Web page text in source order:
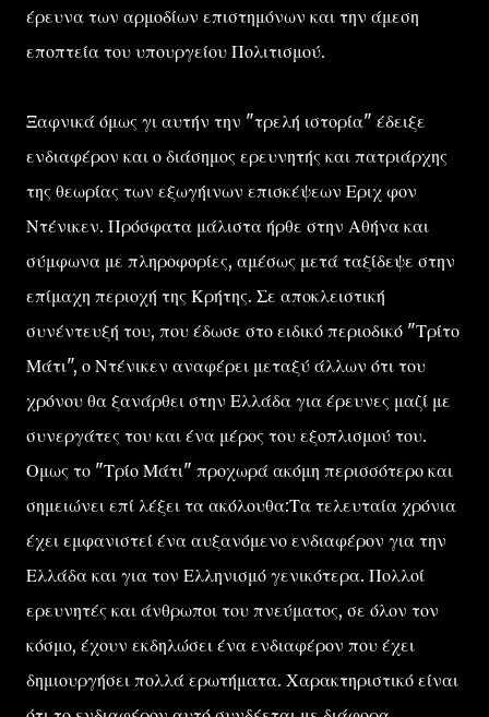
έρευνα των αρμοδίων επιστημόνων και την άμεση
εποπτεία του υπουργείου Πολιτισμού.
Ξαφνικά όμως γι αυτήν την "τρελή ιστορία" έδειξε
ενδιαφέρον και ο διάσημος ερευνητής και πατριάρχης
της θεωρίας των εξωγήινων επισκέψεων Εριχ φον
Ντένικεν. Πρόσφατα μάλιστα ήρθε στην Αθήνα και
σύμφωνα με πληροφορίες, αμέσως μετά ταξίδεψε στην
επίμαχη περιοχή της Κρήτης. Σε αποκλειστική
συνέντευξή του, που έδωσε στο ειδικό περιοδικό "Τρίτο
Μάτι", ο Ντένικεν αναφέρει μεταξύ άλλων ότι του
χρόνου θα ξανάρθει στην Ελλάδα για έρευνες μαζί με
συνεργάτες του και ένα μέρος του εξοπλισμού του.
Ομως το "Τρίο Μάτι" προχωρά ακόμη περισσότερο και
σημειώνει επί λέξει τα ακόλουθα:Τα τελευταία χρόνια
έχει εμφανιστεί ένα αυξανόμενο ενδιαφέρον για την
Ελλάδα και για τον Ελληνισμό γενικότερα. Πολλοί
ερευνητές και άνθρωποι του πνεύματος, σε όλον τον
κόσμο, έχουν εκδηλώσει ένα ενδιαφέρον που έχει
δημιουργήσει πολλά ερωτήματα. Χαρακτηριστικό είναι